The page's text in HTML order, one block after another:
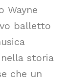
Wayne
balletto
storia
che un